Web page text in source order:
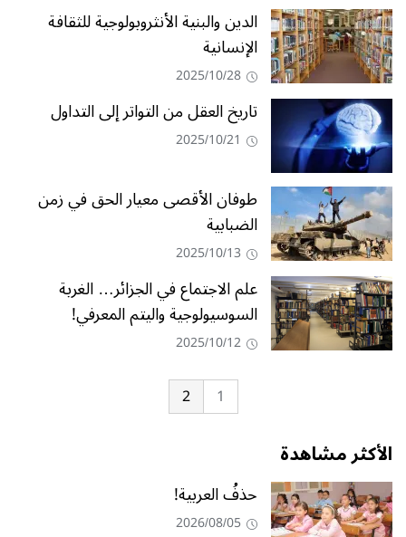
الدين والبنية الأنثروبولوجية للثقافة
الإنسانية
2025/10/28
تاريخ العقل من التواتر إلى التداول
2025/10/21
طوفان الأقصى معيار الحق في زمن
الضبابية
2025/10/13
علم الاجتماع في الجزائر… الغربة
السوسيولوجية واليتم المعرفي!
2025/10/12
1
2
الأكثر مشاهدة
حذفُ العربية!
2026/08/05